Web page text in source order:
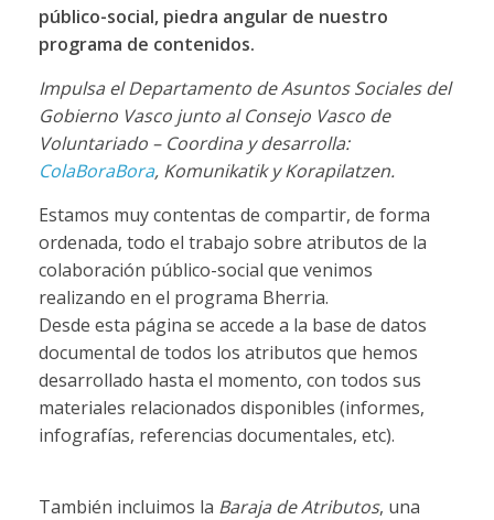
público-social, piedra angular de nuestro
programa de contenidos.
Impulsa el Departamento de Asuntos Sociales del
Gobierno Vasco junto al Consejo Vasco de
Voluntariado – Coordina y desarrolla:
ColaBoraBora, Komunikatik y Korapilatzen.
Estamos muy contentas de compartir, de forma
ordenada, todo el trabajo sobre atributos de la
colaboración público-social que venimos
realizando en el programa Bherria.
Desde esta página se accede a la base de datos
documental de todos los atributos que hemos
desarrollado hasta el momento, con todos sus
materiales relacionados disponibles (informes,
infografías, referencias documentales, etc).
También incluimos la Baraja de Atributos, una